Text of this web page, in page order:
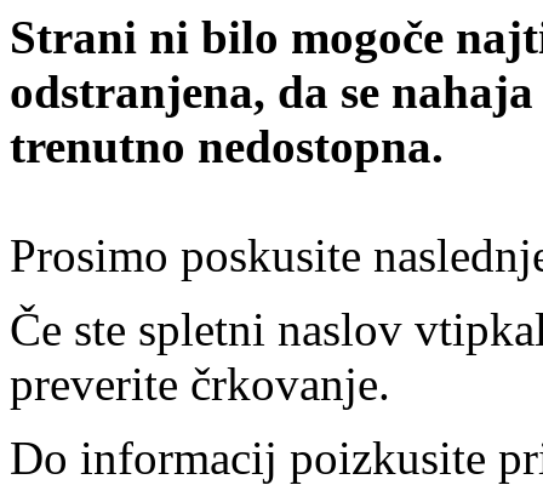
Strani ni bilo mogoče
odstranjena, da se
trenutno nedostopna.
Prosimo poskusite
Če ste spletni naslov
preverite črkovanje.
Do informacij poizkusite